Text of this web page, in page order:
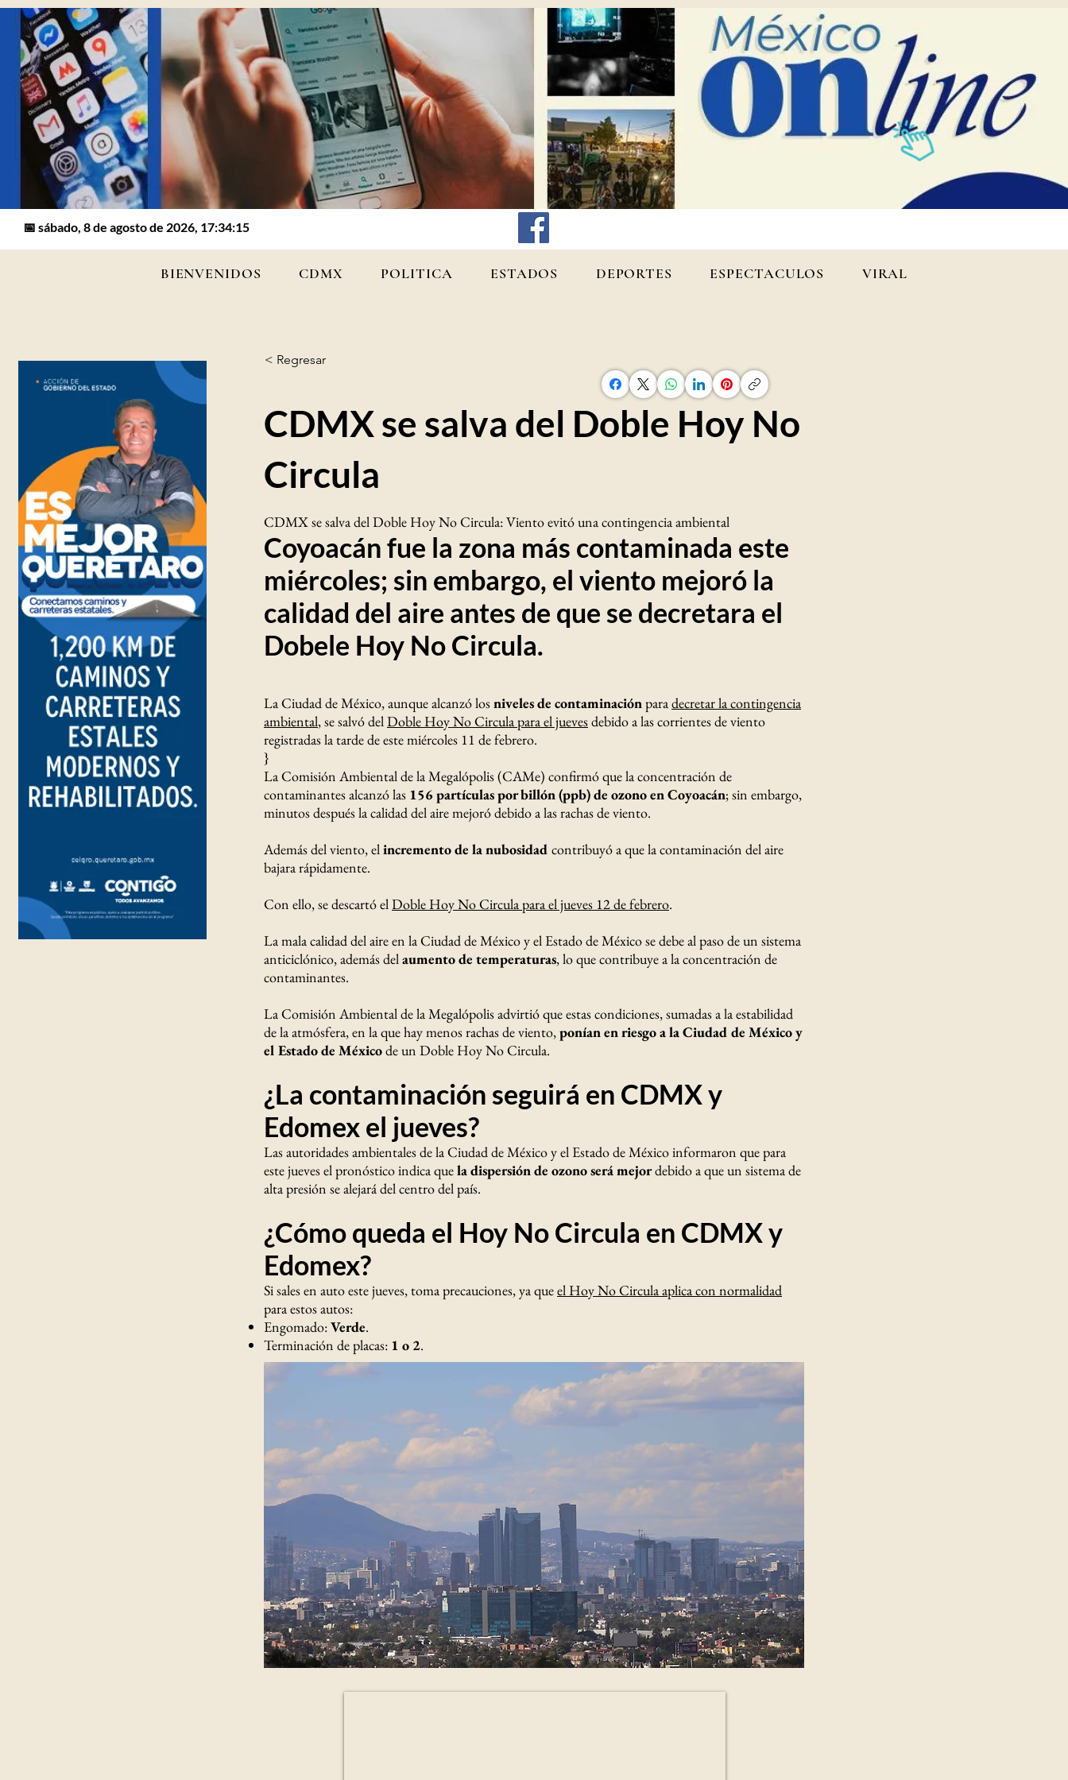
📅 sábado, 8 de agosto de 2026, 17:34:15
BIENVENIDOS CDMX POLITICA ESTADOS DEPORTES ESPECTACULOS VIRAL
< Regresar
CDMX se salva del Doble Hoy No
Circula
CDMX se salva del Doble Hoy No Circula: Viento evitó una contingencia ambiental
Coyoacán fue la zona más contaminada este
miércoles; sin embargo, el viento mejoró la
calidad del aire antes de que se decretara el
Dobele Hoy No Circula.
La Ciudad de México, aunque alcanzó losniveles de contaminaciónparadecretar la contingencia
ambiental, se salvó delDoble Hoy No Circula para el juevesdebido a las corrientes de viento
registradas la tarde de este miércoles 11 de febrero.
}
La Comisión Ambiental de la Megalópolis (CAMe) confirmó que la concentración de
contaminantes alcanzó las 156 partículas por billón (ppb) de ozono en Coyoacán; sin embargo,
minutos después la calidad del aire mejoró debido a las rachas de viento.
Además del viento, elincremento de la nubosidad contribuyó a que la contaminación del aire
bajara rápidamente.
Con ello, se descartó elDoble Hoy No Circula para el jueves 12 de febrero.
La mala calidad del aire en la Ciudad de México y el Estado de México se debe al paso de un sistema
anticiclónico, además delaumento de temperaturas, lo que contribuye a la concentración de
contaminantes.
La Comisión Ambiental de la Megalópolis advirtió que estas condiciones, sumadas a la estabilidad
de la atmósfera, en la que hay menos rachas de viento,ponían en riesgo a la Ciudad de México y
el Estado de Méxicode un Doble Hoy No Circula.
¿La contaminación seguirá en CDMX y
Edomex el jueves?
Las autoridades ambientales de la Ciudad de México y el Estado de México informaron que para
este jueves el pronóstico indica quela dispersión de ozono será mejordebido a que un sistema de
alta presión se alejará del centro del país.
¿Cómo queda el Hoy No Circula en CDMX y
Edomex?
Si sales en auto este jueves, toma precauciones, ya queel Hoy No Circula aplica con normalidad
para estos autos:
Engomado:Verde.
Terminación de placas: 1 o 2.